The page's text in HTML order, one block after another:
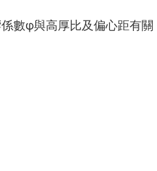
數φ與高厚比及偏心距有關